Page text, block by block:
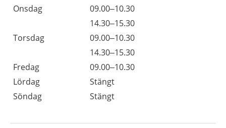
Onsdag
09.00–10.30
14.30–15.30
Torsdag
09.00–10.30
14.30–15.30
Fredag
09.00–10.30
Lördag
Stängt
Söndag
Stängt